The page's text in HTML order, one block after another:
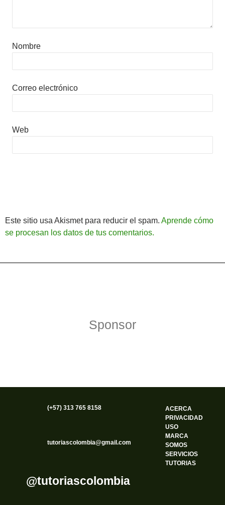
Nombre
Correo electrónico
Web
Este sitio usa Akismet para reducir el spam. Aprende cómo
se procesan los datos de tus comentarios.
Sponsor
(+57) 313 765 8158
tutoriascolombia@gmail.com
@tutoriascolombia
ACERCA
PRIVACIDAD
USO
MARCA
SOMOS
SERVICIOS
TUTORIAS